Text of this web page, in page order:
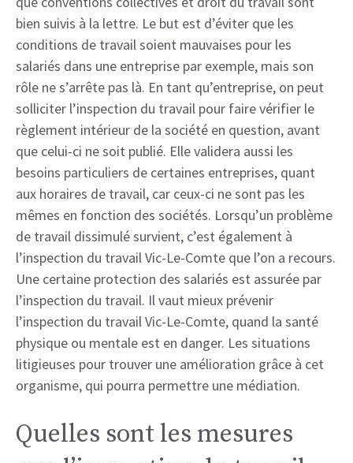
bien suivis à la lettre. Le but est d’éviter que les
conditions de travail soient mauvaises pour les
salariés dans une entreprise par exemple, mais son
rôle ne s’arrête pas là. En tant qu’entreprise, on peut
solliciter l’inspection du travail pour faire vérifier le
règlement intérieur de la société en question, avant
que celui-ci ne soit publié. Elle validera aussi les
besoins particuliers de certaines entreprises, quant
aux horaires de travail, car ceux-ci ne sont pas les
mêmes en fonction des sociétés. Lorsqu’un problème
de travail dissimulé survient, c’est également à
l’inspection du travail Vic-Le-Comte que l’on a recours.
Une certaine protection des salariés est assurée par
l’inspection du travail. Il vaut mieux prévenir
l’inspection du travail Vic-Le-Comte, quand la santé
physique ou mentale est en danger. Les situations
litigieuses pour trouver une amélioration grâce à cet
organisme, qui pourra permettre une médiation.
Quelles sont les mesures